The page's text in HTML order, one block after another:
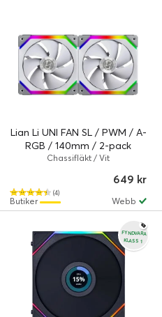
Lian Li UNI FAN SL / PWM / A-
RGB / 140mm / 2-pack
Chassifläkt / Vit
(4)
649 kr
Webb
Butiker
FYNDVARA
KLASS 1